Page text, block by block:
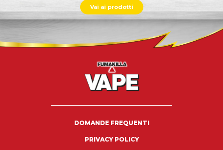
Vai ai prodotti
DOMANDE FREQUENTI
PRIVACY POLICY